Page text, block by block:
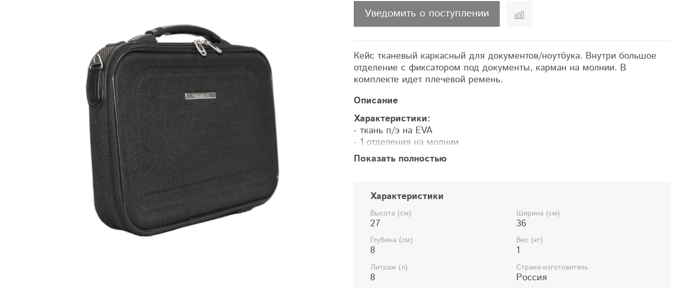
Уведомить о поступлении
Кейс тканевый каркасный для документов/ноутбука. Внутри большое
отделение с фиксатором под документы, карман на молнии. В
комплекте идет плечевой ремень.
Описание
Характеристики:
- ткань п/э на EVA
- 1 отделения на молнии
- прорезиненная ручка
Показать полностью
Характеристики
Высота (см)
27
Ширина (см)
36
Глубина (см)
8
Вес (кг)
1
Литраж (л)
8
Страна-изготовитель
Россия